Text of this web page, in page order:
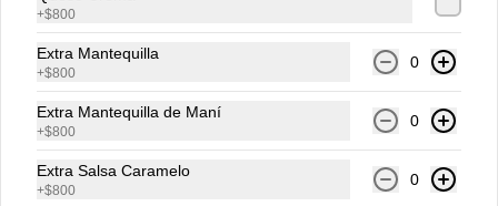
Croissant de Almendras
Croissant hojaldrado relleno de crema
de almendras y toque de azúcar flor.
Ideal para un desayuno dulce junto al
+$800
Extra Mantequilla
+$800
0
Extra Mantequilla de Maní
+$800
0
Extra Salsa Caramelo
+$800
0